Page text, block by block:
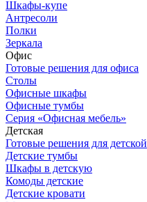
Шкафы-купе
Антресоли
Полки
Зеркала
Офис
Готовые решения для офиса
Столы
Офисные шкафы
Офисные тумбы
Серия «Офисная мебель»
Детская
Готовые решения для детской
Детские тумбы
Шкафы в детскую
Комоды детские
Детские кровати